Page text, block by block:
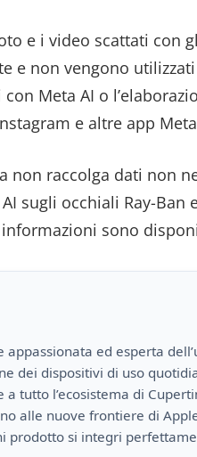
e i video scattati con
e non vengono
Meta AI o
e altre app
non raccolga dati non
sugli occhiali Ray-
sono
appassionata ed esperta
dei dispositivi di uso
a tutto l’ecosistema di
alle nuove frontiere di
prodotto si integri